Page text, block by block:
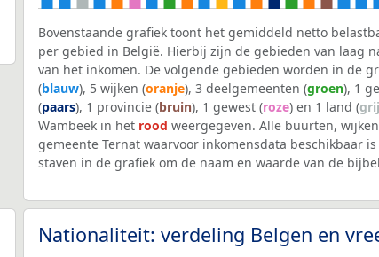
Bovenstaande grafiek toont het gemiddeld netto
per gebied in België. Hierbij zijn de gebieden van laag
van het inkomen. De volgende gebieden worden in de
(blauw), 5 wijken (oranje), 3 deelgemeenten (groen), 1
(paars), 1 provincie (bruin), 1 gewest (roze) en 1 land (
Wambeek in het rood weergegeven. Alle buurten,
gemeente Ternat waarvoor inkomensdata beschikbaar
staven in de grafiek om de naam en waarde van de
Nationaliteit: verdeling Belgen en